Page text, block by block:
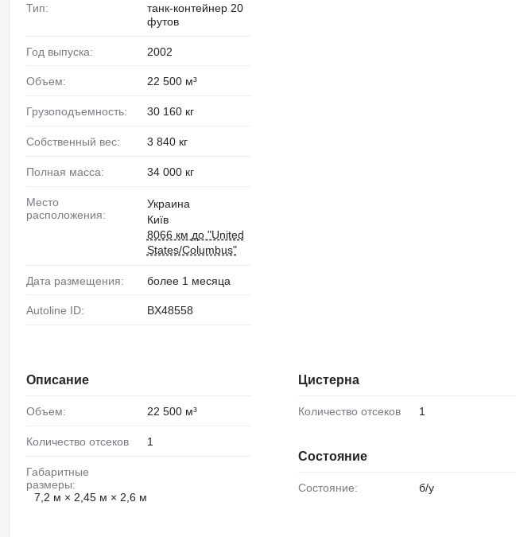
Тип:
танк-контейнер 20
футов
Год выпуска: 2002
Объем: 22 500 м³
Грузоподъемность: 30 160 кг
Собственный вес: 3 840 кг
Полная масса: 34 000 кг
Место
расположения:
Украина
Київ
8066 км до "United
States/Columbus"
Дата размещения: более 1 месяца
Autoline ID: BX48558
Описание
Объем: 22 500 м³
Количество отсеков 1
Габаритные
размеры:
7,2 м × 2,45 м × 2,6 м
Цистерна
Количество отсеков 1
Состояние
Состояние: б/у